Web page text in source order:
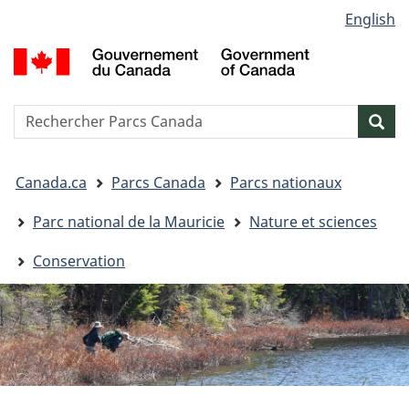
au
contenu
« Au
du
la
HTML
de
la
langue
English
Reserche
êtes
ici&nbsp;:
Canada.ca Parcs Canada
Parcs nationaux
Parc national de la Mauricie
Nature et sciences
Conservation